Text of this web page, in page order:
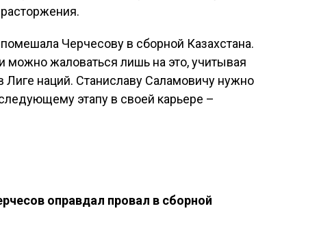
Черчесову в сборной Казахстана.
можно жаловаться лишь на это, учитывая
Лиге наций. Станиславу Саламовичу нужно
этапу в своей карьере –
оправдал провал в сборной